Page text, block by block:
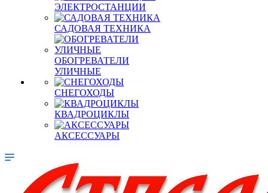
ЭЛЕКТРОСТАНЦИИ
САДОВАЯ ТЕХНИКА
ОБОГРЕВАТЕЛИ
УЛИЧНЫЕ
СНЕГОХОДЫ
КВАДРОЦИКЛЫ
АКСЕССУАРЫ